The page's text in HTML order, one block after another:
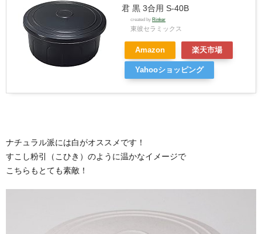
君 黒 3合用 S-40B
created byRinker
東彼セラミックス
Amazon 楽天市場
Yahooショッピング
ナチュラル派には白がオススメです！
すこし粉引（こひき）のように温かなイメージで
こちらもとても素敵！